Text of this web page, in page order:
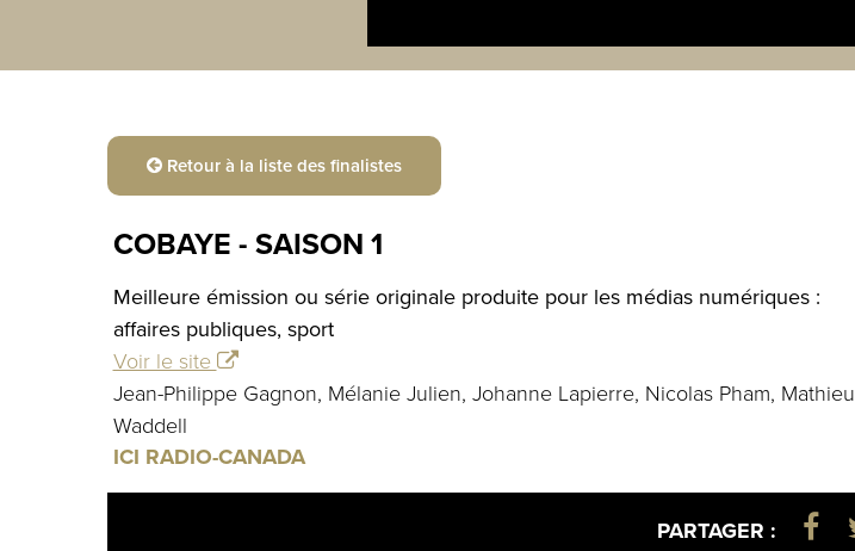
Retour à la liste des finalistes
COBAYE - SAISON 1
Meilleure émission ou série originale produite pour les médias numériques :
affaires publiques, sport
Voir le site
Jean-Philippe Gagnon, Mélanie Julien, Johanne Lapierre, Nicolas Pham, Mathieu
Waddell
ICI RADIO-CANADA
PARTAGER :